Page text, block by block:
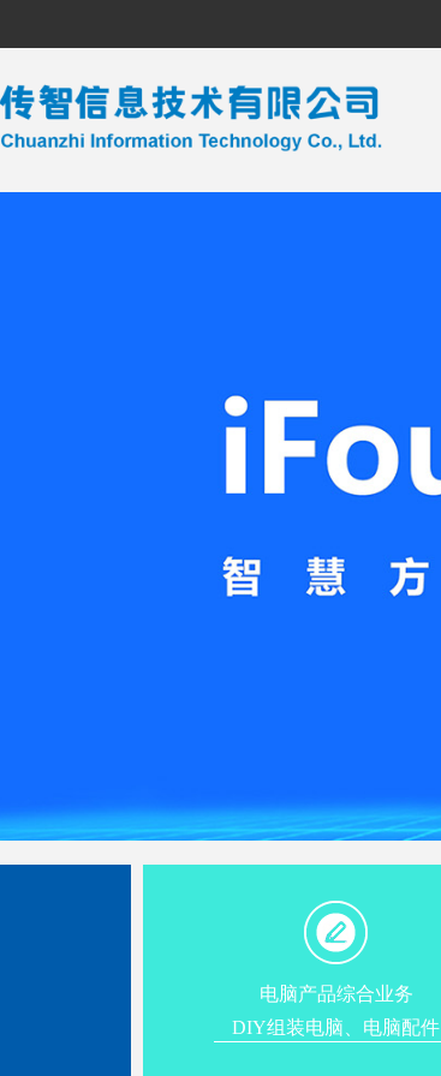
电脑产品综合业务
DIY组装电脑、电脑配件